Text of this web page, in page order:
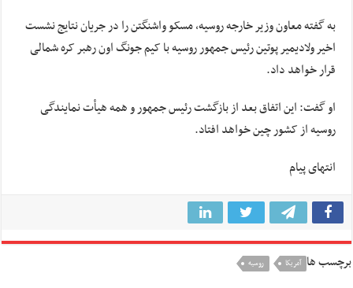
به گفته معاون وزیر خارجه روسیه، مسکو واشنگتن را در جریان نتایج نشست
اخیر ولادیمیر پوتین رئیس جمهور روسیه با کیم جونگ اون رهبر کره شمالی
قرار خواهد داد.
او گفت: این اتفاق بعد از بازگشت رئیس جمهور و همه هیأت نمایندگی
روسیه از کشور چین خواهد افتاد.
انتهای پیام
برچسب ها آمريكا روسيه